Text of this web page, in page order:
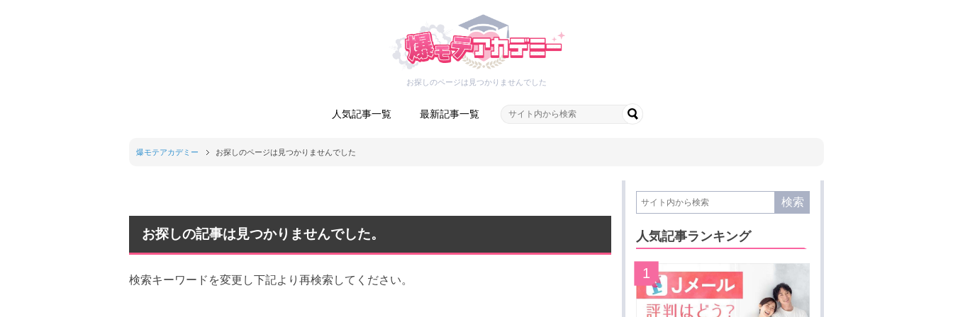
お探しのページは見つかりませんでした
人気記事一覧 最新記事一覧
爆モテアカデミー お探しのページは見つかりませんでした
お探しの記事は見つかりませんでした。
検索キーワードを変更し下記より再検索してください。
人気記事ランキング